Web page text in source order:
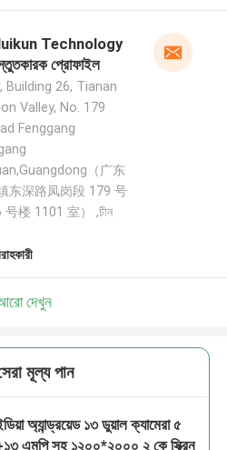
Technology
প্রোফাইল
Building 26, Tianan
Valley, No. 179
Fenggang
（广东
东深路凤岗段 179 号
楼 1101 室） ,চীন
দেখুন
মূল্য পান
অ্যান্ড্রয়েড ১৩ ডুয়াল ক্যামেরা ৫
এমপি সহ ১২০০*২০০০ ২ কে স্ক্রিন